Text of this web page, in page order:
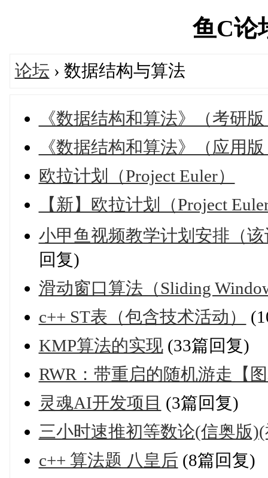
鱼C论
论坛 › 数据结构与算法
《数据结构和算法》（考研
《数据结构和算法》（应用
欧拉计划（Project Euler）
【新】欧拉计划（Project
小甲鱼视频教学计划安排（
回复)
滑动窗口算法（Sliding
c++ ST表（包含技术活动）
KMP算法的实现(33篇回复)
RWR：带重启的随机游走【
灵魂AI开发项目 (3篇回复)
三小时速推初等数论(信奥版
c++ 算法题 八皇后 (8篇回复)